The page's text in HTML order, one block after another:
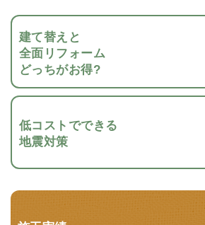
建て替えと
全面リフォーム
どっちがお得?
低コストでできる
地震対策